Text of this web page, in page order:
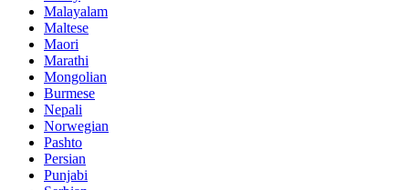
Malayalam
Maltese
Maori
Marathi
Mongolian
Burmese
Nepali
Norwegian
Pashto
Persian
Punjabi